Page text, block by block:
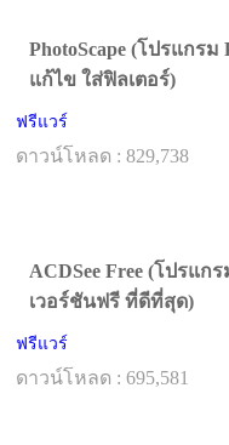
PhotoScape (โปรแกรม
แก้ไข ใส่ฟิลเตอร์)
ฟรีแวร์
ดาวน์โหลด : 829,738
ACDSee Free (โปรแก
เวอร์ชันฟรี ที่ดีที่สุด)
ฟรีแวร์
ดาวน์โหลด : 695,581